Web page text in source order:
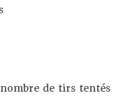
de tirs tentés